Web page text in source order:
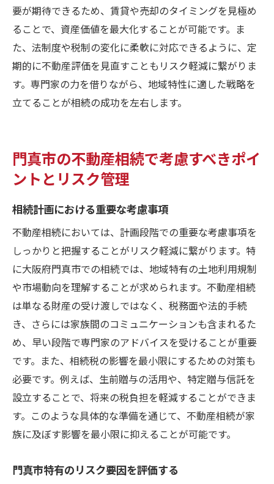
要が期待できるため、賃貸や売却のタイミングを見極め
ることで、資産価値を最大化することが可能です。ま
た、法制度や税制の変化に柔軟に対応できるように、定
期的に不動産評価を見直すこともリスク軽減に繋がりま
す。専門家の力を借りながら、地域特性に適した戦略を
立てることが相続の成功を左右します。
門真市の不動産相続で考慮すべきポイ
ントとリスク管理
相続計画における重要な考慮事項
不動産相続においては、計画段階での重要な考慮事項を
しっかりと把握することがリスク軽減に繋がります。特
に大阪府門真市での相続では、地域特有の土地利用規制
や市場動向を理解することが求められます。不動産相続
は単なる財産の受け渡しではなく、税務面や法的手続
き、さらには家族間のコミュニケーションも含まれるた
め、早い段階で専門家のアドバイスを受けることが重要
です。また、相続税の影響を最小限にするための対策も
必要です。例えば、生前贈与の活用や、特定贈与信託を
設立することで、将来の税負担を軽減することができま
す。このような具体的な準備を通じて、不動産相続が家
族に及ぼす影響を最小限に抑えることが可能です。
門真市特有のリスク要因を評価する